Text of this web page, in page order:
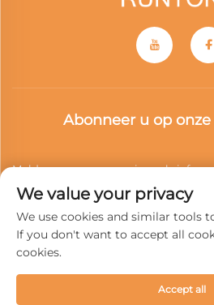
Abonneer u op
Meld u aan voor onze nieuwsbrief en
nieuws, updates en inzichten van ons
We value your privacy
We use cookies and similar tools
If you don't want to accept all
cookies.
Accept all